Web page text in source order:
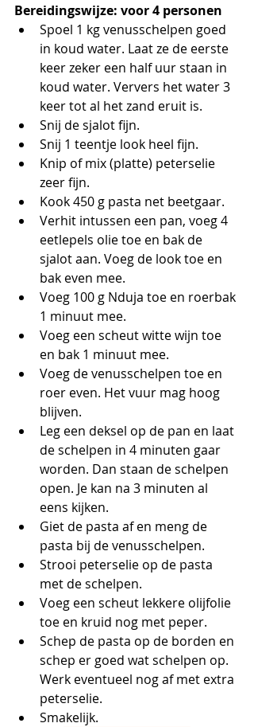
Bereidingswijze: voor 4 personen
Spoel 1 kg venusschelpen goed
in koud water. Laat ze de eerste
keer zeker een half uur staan in
koud water. Ververs het water 3
keer tot al het zand eruit is.
Snij de sjalot fijn.
Snij 1 teentje look heel fijn.
Knip of mix (platte) peterselie
zeer fijn.
Kook 450 g pasta net beetgaar.
Verhit intussen een pan, voeg 4
eetlepels olie toe en bak de
sjalot aan. Voeg de look toe en
bak even mee.
Voeg 100 g Nduja toe en roerbak
1 minuut mee.
Voeg een scheut witte wijn toe
en bak 1 minuut mee.
Voeg de venusschelpen toe en
roer even. Het vuur mag hoog
blijven.
Leg een deksel op de pan en laat
de schelpen in 4 minuten gaar
worden. Dan staan de schelpen
open. Je kan na 3 minuten al
eens kijken.
Giet de pasta af en meng de
pasta bij de venusschelpen.
Strooi peterselie op de pasta
met de schelpen.
Voeg een scheut lekkere olijfolie
toe en kruid nog met peper.
Schep de pasta op de borden en
schep er goed wat schelpen op.
Werk eventueel nog af met extra
peterselie.
Smakelijk.